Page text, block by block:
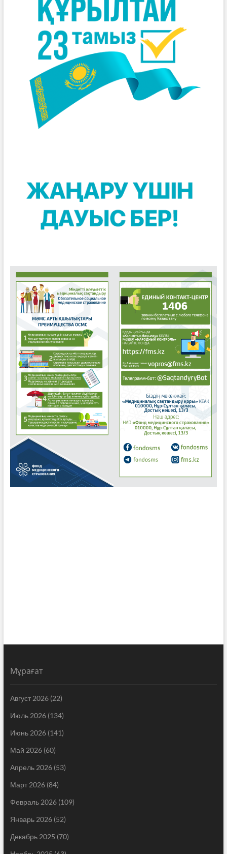
Мұрағат
Август 2026(22)
Июль 2026(134)
Июнь 2026(141)
Май 2026(60)
Апрель 2026(53)
Март 2026(84)
Февраль 2026(109)
Январь 2026(52)
Декабрь 2025 (70)